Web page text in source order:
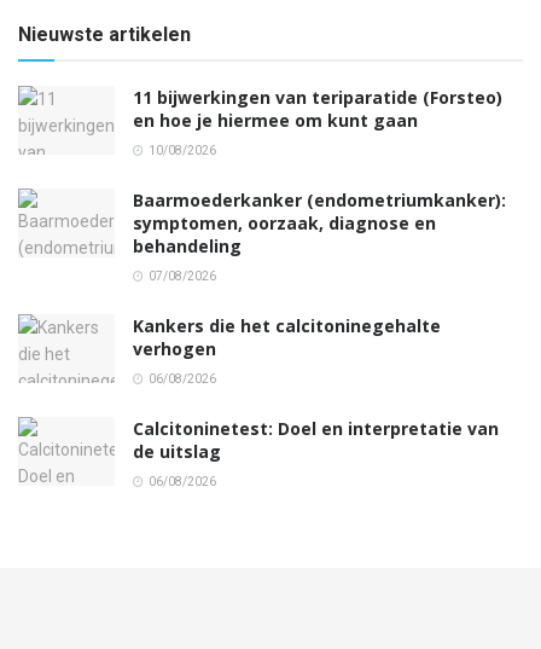
Nieuwste artikelen
11 bijwerkingen van teriparatide (Forsteo)
en hoe je hiermee om kunt gaan
10/08/2026
Baarmoederkanker (endometriumkanker):
symptomen, oorzaak, diagnose en
behandeling
07/08/2026
Kankers die het calcitoninegehalte
verhogen
06/08/2026
Calcitoninetest: Doel en interpretatie van
de uitslag
06/08/2026